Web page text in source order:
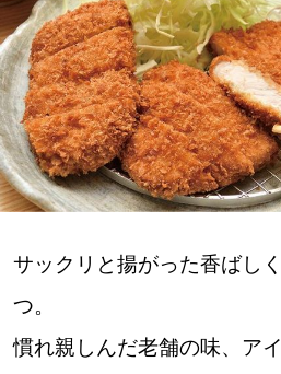
ゆるむ
SitakkeTV
LOCAL ローカルエリア
道北
サックリと揚がった香ばし
つ。
慣れ親しんだ老舗の味、ア